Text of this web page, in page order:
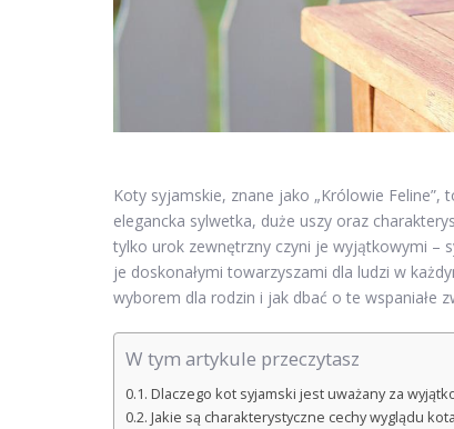
Koty syjamskie, znane jako „Królowie
elegancka sylwetka, duże uszy oraz
tylko urok zewnętrzny czyni je wyjątkowymi –
je doskonałymi towarzyszami dla ludzi w
wyborem dla rodzin i jak dbać o te wspaniałe
W tym artykule przeczytasz
Dlaczego kot syjamski jest uważany za
Jakie są charakterystyczne cechy wyglądu